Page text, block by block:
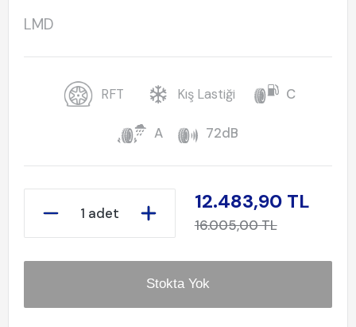
LMD
RFT Kış Lastiği C
A 72dB
1 adet 12.483,90 TL
16.005,00 TL
Stokta Yok